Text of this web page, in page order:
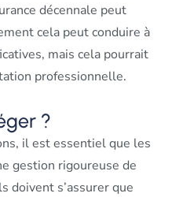
décennale peut
cela peut conduire à
mais cela pourrait
professionnelle.
?
il est essentiel que les
gestion rigoureuse de
doivent s’assurer que